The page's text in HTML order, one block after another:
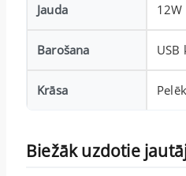
Jauda 12W
Barošana USB
Krāsa
Biežāk uzdotie